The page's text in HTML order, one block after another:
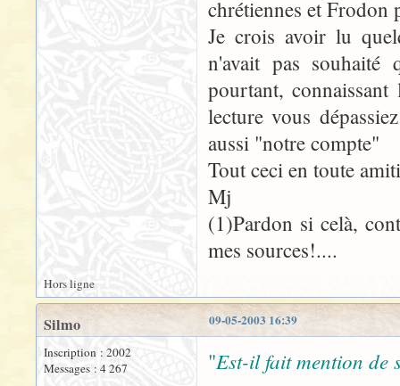
chrétiennes et Frodon
Je crois avoir lu
n'avait pas souhaité
pourtant,
lecture vous
aussi "notre compte"
Tout ceci en toute
Mj
(1)Pardon si celà,
mes sources!....
Hors ligne
09-05-2003 16:39
Silmo
Inscription : 2002
Messages : 4 267
"Est-il fait mention de